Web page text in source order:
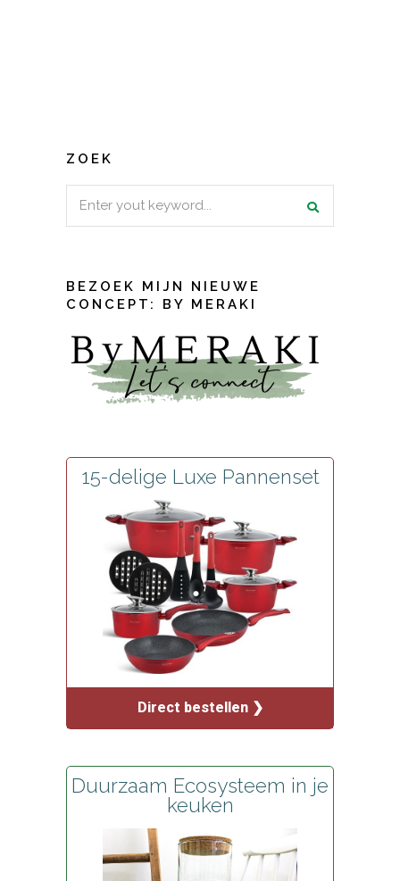
ZOEK
BEZOEK MIJN NIEUWE
CONCEPT: BY MERAKI
15-delige Luxe Pannenset
Direct bestellen ❯
Duurzaam Ecosysteem in je
keuken